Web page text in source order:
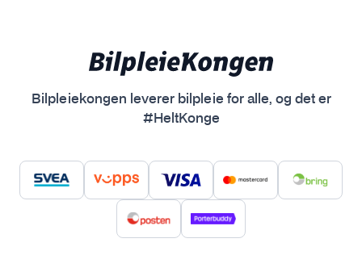
g
Bilpleiekongen leverer bilpleie for alle, og det er
#HeltKonge